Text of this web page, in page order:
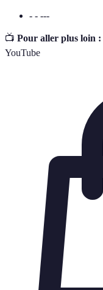
- - ---
📺 Pour aller plus loin :
YouTube